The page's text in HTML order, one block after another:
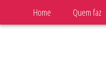
Home Quem faz